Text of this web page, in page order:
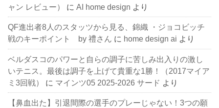
ャン レビュー）
にAI home design より
QF進出者8人のスタッツから見る、錦織 ・ジョコビッチ
戦のキーポイント by 禮さん に home design ai より
ベルダスコのパワーと自らの調子に苦しみ出入りの激し
いテニス。最後は調子を上げて貴重な1勝！（2017マイア
ミ3回戦）
に マインツ05 2025-2026 サード より
【鼻血出た】引退間際の選手のプレーじゃない！3つの願